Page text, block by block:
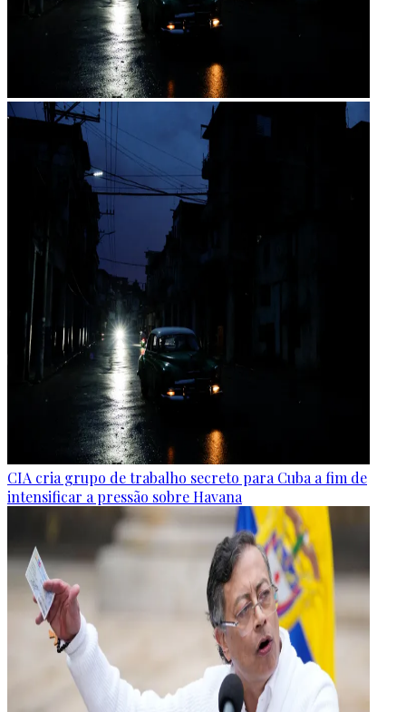
CIA cria grupo de trabalho secreto para Cuba a fim de
intensificar a pressão sobre Havana